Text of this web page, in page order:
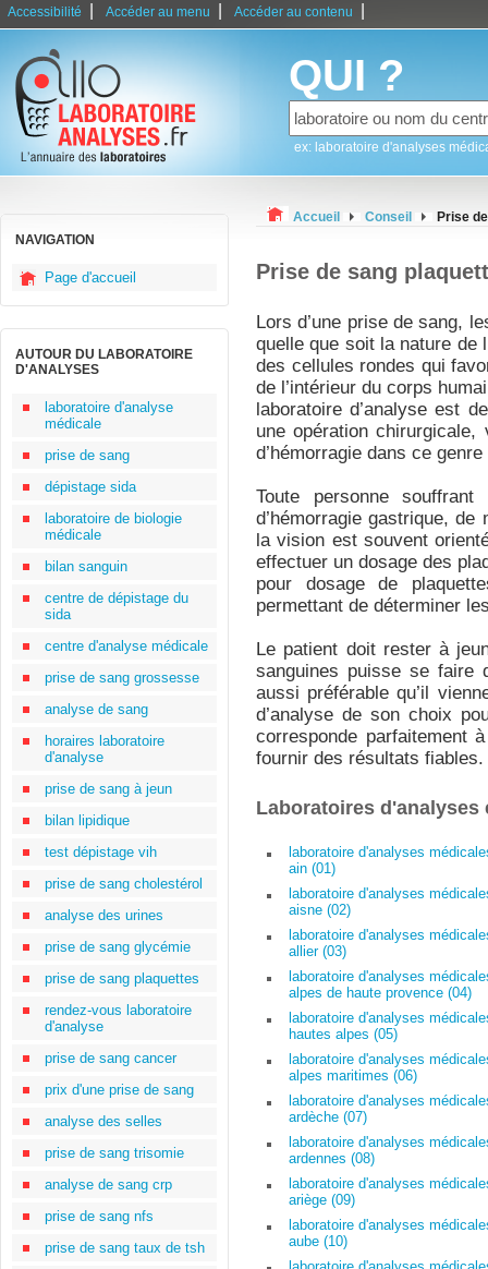
Accessibilité Accéder au menu Accéder au contenu
QUI ?
ex: laboratoire d'analyses
NAVIGATION
Page d'accueil
AUTOUR DU LABORATOIRE
D'ANALYSES
laboratoire d'analyse
médicale
prise de sang
dépistage sida
laboratoire de biologie
médicale
bilan sanguin
centre de dépistage du
sida
centre d'analyse médicale
prise de sang grossesse
analyse de sang
horaires laboratoire
d'analyse
prise de sang à jeun
bilan lipidique
test dépistage vih
prise de sang cholestérol
analyse des urines
prise de sang glycémie
prise de sang plaquettes
rendez-vous laboratoire
d'analyse
prise de sang cancer
prix d'une prise de sang
analyse des selles
prise de sang trisomie
analyse de sang crp
prise de sang nfs
prise de sang taux de tsh
Accueil Conseil Prise
Prise de sang
Lors d’une prise de sang,
quelle que soit la nature de
des cellules rondes qui
de l’intérieur du corps
laboratoire d’analyse est
une opération
d’hémorragie dans ce
Toute personne
d’hémorragie gastrique,
la vision est souvent
effectuer un dosage des
pour dosage de
permettant de déterminer
Le patient doit rester à
sanguines puisse se faire
aussi préférable qu’il
d’analyse de son choix
corresponde parfaitement
fournir des résultats fiables.
Laboratoires d'analyses
laboratoire d'analyses
ain (01)
laboratoire d'analyses
aisne (02)
laboratoire d'analyses
allier (03)
laboratoire d'analyses
alpes de haute provence (04)
laboratoire d'analyses
hautes alpes (05)
laboratoire d'analyses
alpes maritimes (06)
laboratoire d'analyses
ardèche (07)
laboratoire d'analyses
ardennes (08)
laboratoire d'analyses
ariège (09)
laboratoire d'analyses
aube (10)